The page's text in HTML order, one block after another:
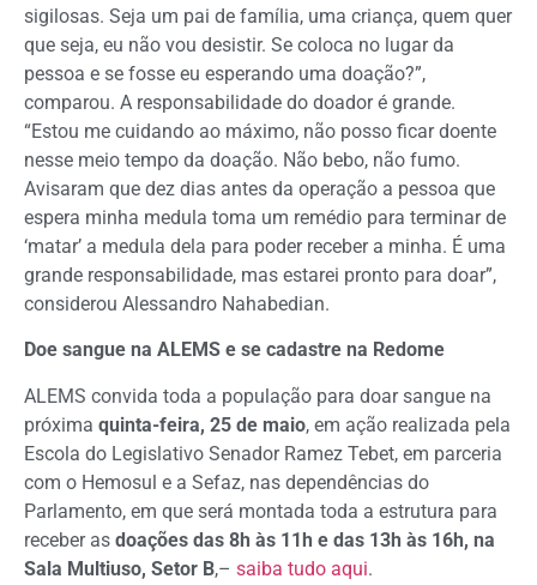
sigilosas. Seja um pai de família, uma criança, quem quer
que seja, eu não vou desistir. Se coloca no lugar da
pessoa e se fosse eu esperando uma doação?”,
comparou. A responsabilidade do doador é grande.
“Estou me cuidando ao máximo, não posso ficar doente
nesse meio tempo da doação. Não bebo, não fumo.
Avisaram que dez dias antes da operação a pessoa que
espera minha medula toma um remédio para terminar de
‘matar’ a medula dela para poder receber a minha. É uma
grande responsabilidade, mas estarei pronto para doar”,
considerou Alessandro Nahabedian.
Doe sangue na ALEMS e se cadastre na Redome
ALEMS convida toda a população para doar sangue na
próxima quinta-feira, 25 de maio, em ação realizada pela
Escola do Legislativo Senador Ramez Tebet, em parceria
com o Hemosul e a Sefaz, nas dependências do
Parlamento, em que será montada toda a estrutura para
receber as doações das 8h às 11h e das 13h às 16h, na
Sala Multiuso, Setor B,– saiba tudo aqui.